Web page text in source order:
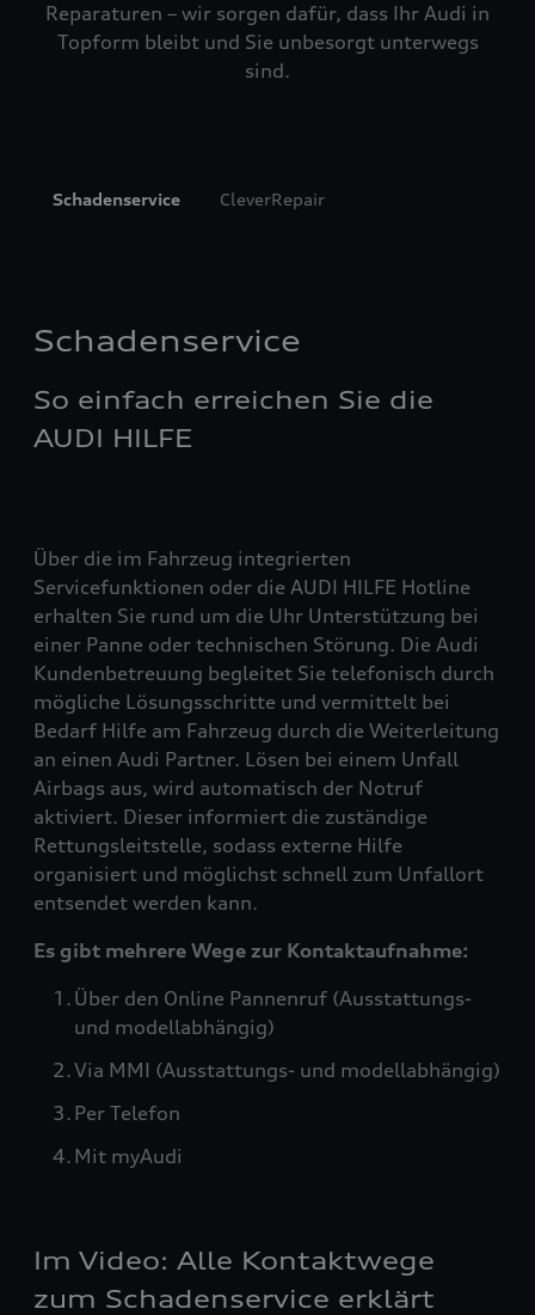
Reparaturen – wir sorgen dafür, dass Ihr Audi in
Topform bleibt und Sie unbesorgt unterwegs
sind.
Schadenservice CleverRepair
Schadenservice
So einfach erreichen Sie die
AUDI HILFE
Über die im Fahrzeug integrierten
Servicefunktionen oder die AUDI HILFE Hotline
erhalten Sie rund um die Uhr Unterstützung bei
einer Panne oder technischen Störung. Die Audi
Kundenbetreuung begleitet Sie telefonisch durch
mögliche Lösungsschritte und vermittelt bei
Bedarf Hilfe am Fahrzeug durch die Weiterleitung
an einen Audi Partner. Lösen bei einem Unfall
Airbags aus, wird automatisch der Notruf
aktiviert. Dieser informiert die zuständige
Rettungsleitstelle, sodass externe Hilfe
organisiert und möglichst schnell zum Unfallort
entsendet werden kann.
Es gibt mehrere Wege zur Kontaktaufnahme:
Über den Online Pannenruf (Ausstattungs-
und modellabhängig)
Via MMI (Ausstattungs- und modellabhängig)
Per Telefon
Mit myAudi
Im Video: Alle Kontaktwege
zum Schadenservice erklärt